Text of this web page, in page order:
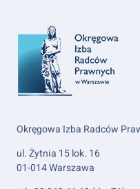
Okręgowa Izba Radców
ul. Żytnia 15 lok. 16
01-014 Warszawa